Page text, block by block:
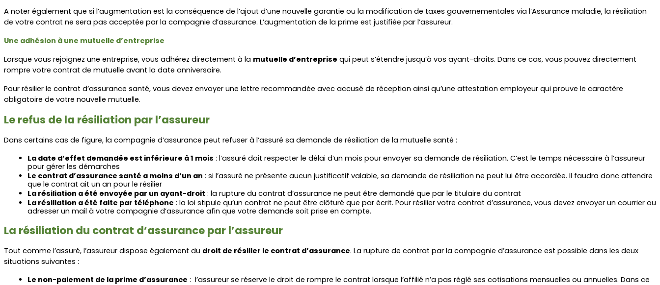
A noter également que si l’augmentation est la conséquence de l’ajout d’une nouvelle garantie ou la modification de taxes gouvernementales via l’Assurance maladie, la résiliation
de votre contrat ne sera pas acceptée par la compagnie d’assurance. L’augmentation de la prime est justifiée par l’assureur.
Une adhésion à une mutuelle d’entreprise
Lorsque vous rejoignez une entreprise, vous adhérez directement à la mutuelle d’entreprise qui peut s’étendre jusqu’à vos ayant-droits. Dans ce cas, vous pouvez directement
rompre votre contrat de mutuelle avant la date anniversaire.
Pour résilier le contrat d’assurance santé, vous devez envoyer une lettre recommandée avec accusé de réception ainsi qu’une attestation employeur qui prouve le caractère
obligatoire de votre nouvelle mutuelle.
Le refus de la résiliation par l’assureur
Dans certains cas de figure, la compagnie d’assurance peut refuser à l’assuré sa demande de résiliation de la mutuelle santé :
La date d’effet demandée est inférieure à 1 mois : l’assuré doit respecter le délai d’un mois pour envoyer sa demande de résiliation. C’est le temps nécessaire à l’assureur
pour gérer les démarches
Le contrat d’assurance santé a moins d’un an : si l’assuré ne présente aucun justificatif valable, sa demande de résiliation ne peut lui être accordée. Il faudra donc attendre
que le contrat ait un an pour le résilier
La résiliation a été envoyée par un ayant-droit : la rupture du contrat d’assurance ne peut être demandé que par le titulaire du contrat
La résiliation a été faite par téléphone : la loi stipule qu’un contrat ne peut être clôturé que par écrit. Pour résilier votre contrat d’assurance, vous devez envoyer un courrier ou
adresser un mail à votre compagnie d’assurance afin que votre demande soit prise en compte.
La résiliation du contrat d’assurance par l’assureur
Tout comme l’assuré, l’assureur dispose également du droit de résilier le contrat d’assurance. La rupture de contrat par la compagnie d’assurance est possible dans les deux
situations suivantes :
Le non-paiement de la prime d’assurance :  l’assureur se réserve le droit de rompre le contrat lorsque l’affilié n’a pas réglé ses cotisations mensuelles ou annuelles. Dans ce